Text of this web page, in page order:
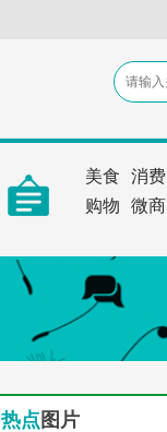
美食 消费
购物
微商
热点 图片